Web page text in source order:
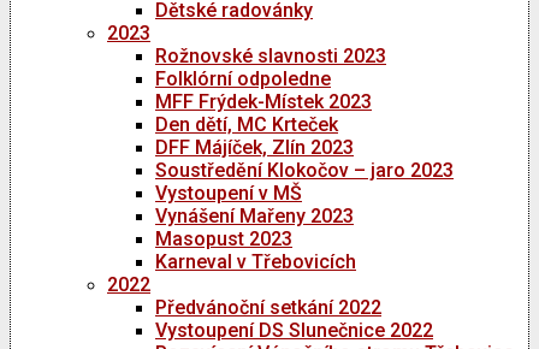
Dětské radovánky
2023
Rožnovské slavnosti 2023
Folklórní odpoledne
MFF Frýdek-Místek 2023
Den dětí, MC Krteček
DFF Májíček, Zlín 2023
Soustředění Klokočov – jaro 2023
Vystoupení v MŠ
Vynášení Mařeny 2023
Masopust 2023
Karneval v Třebovicích
2022
Předvánoční setkání 2022
Vystoupení DS Slunečnice 2022